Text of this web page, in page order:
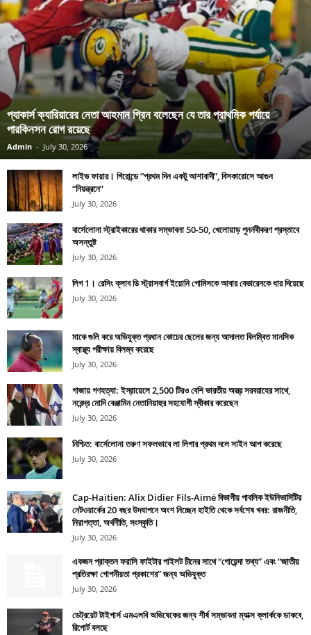
প্যাকার্স ক্যারিয়ারের নেতা আহমান গ্রিন বলেছেন যে তার প্রাথমিক পর্যায়ে
পারকিনসন রোগ রয়েছে
Admin - July 30, 2026
লাইভ ফায়ার। গিরোন্ডে “প্রথম দিন একটু আশাবাদী”, বিসকারোসে আগুন
“নিয়ন্ত্রনে”
July 30, 2026
বার্সেলোনা স্ট্রাইকারের থাকার সম্ভাবনা 50-50, খেলোয়াড় পুনর্নবীকরণ প্রস্তাবে
অসন্তুষ্ট
July 30, 2026
লিগ 1। রেসিং ক্লাব ডি স্ট্রাসবার্গ ইয়োনি গোমিসকে আবার বেভারেনকে ধার দিয়েছে
July 30, 2026
মাকে গুলি করে অভিযুক্ত প্রধান কোচের ছেলের জন্য আদালত বিলম্বিত মানসিক
স্বাস্থ্য পরীক্ষায় বিলম্ব করেছে
July 30, 2026
গাজায় গণহত্যা: ইস্রায়েলে 2,500 টিরও বেশি ভারতীয় অস্ত্র সরবরাহের সাথে,
নরেন্দ্র মোদি বেঞ্জামিন নেতানিয়াহুর সহযোগী স্বীকার করেছেন
July 30, 2026
নিশ্চিত: বার্সেলোনা তরুণ সফলভাবে লা লিগার প্রথম দলে সাইন আপ করেছে
July 30, 2026
Cap-Haïtien: Alix Didier Fils-Aimé বিভাগীয় পাবলিক ইউনিভার্সিটির
নেটওয়ার্কের 20 বছর উদযাপনে অংশ নিচ্ছেন হাইতি থেকে সর্বশেষ খবর: রাজনীতি,
নিরাপত্তা, অর্থনীতি, সংস্কৃতি।
July 30, 2026
একজন প্রাক্তন ফরাসি ফাইটার পাইলট চীনের সাথে “গোয়েন্দা তথ্য” এবং “জাতীয়
প্রতিরক্ষা গোপনীয়তা প্রকাশের” জন্য অভিযুক্ত
July 30, 2026
ডেট্রয়েট টাইগার্স এমএলবি অভিষেকের জন্য শীর্ষ সম্ভাবনা ম্যাক্স ক্লার্ককে ডাকবে,
রিপোর্ট বলছে